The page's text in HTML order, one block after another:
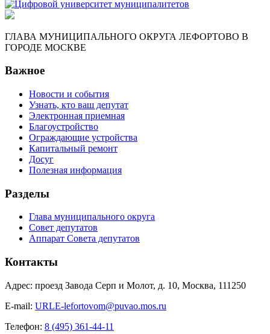
ГЛАВА МУНИЦИПАЛЬНОГО ОКРУГА ЛЕФОРТОВО В
ГОРОДЕ МОСКВЕ
Важное
Новости и события
Узнать, кто ваш депутат
Электронная приемная
Благоустройство
Ограждающие устройства
Капитальный ремонт
Досуг
Полезная информация
Разделы
Глава муниципального округа
Совет депутатов
Аппарат Совета депутатов
Контакты
Адрес: проезд Завода Серп и Молот, д. 10, Москва, 111250
E-mail: URLE-lefortovom@puvao.mos.ru
Телефон: 8 (495) 361-44-11